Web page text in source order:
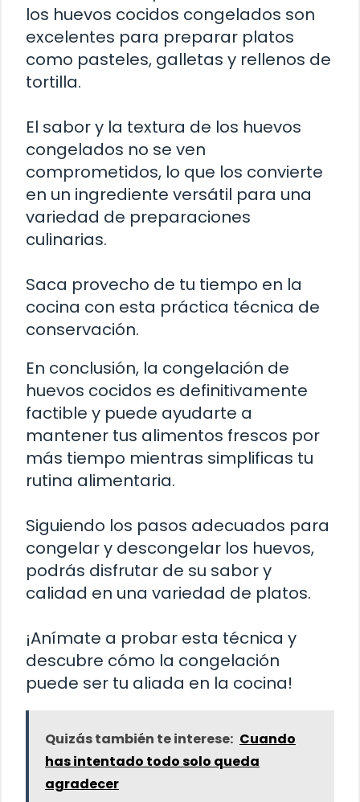
los huevos cocidos congelados son
excelentes para preparar platos
como pasteles, galletas y rellenos de
tortilla.
El sabor y la textura de los huevos
congelados no se ven
comprometidos, lo que los convierte
en un ingrediente versátil para una
variedad de preparaciones
culinarias.
Saca provecho de tu tiempo en la
cocina con esta práctica técnica de
conservación.
En conclusión, la congelación de
huevos cocidos es definitivamente
factible y puede ayudarte a
mantener tus alimentos frescos por
más tiempo mientras simplificas tu
rutina alimentaria.
Siguiendo los pasos adecuados para
congelar y descongelar los huevos,
podrás disfrutar de su sabor y
calidad en una variedad de platos.
¡Anímate a probar esta técnica y
descubre cómo la congelación
puede ser tu aliada en la cocina!
Quizás también te interese: Cuando
has intentado todo solo queda
agradecer